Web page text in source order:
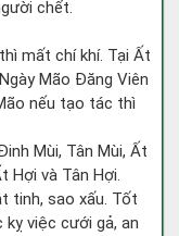
chết.
mất chí khí. Tại Ất
Mão Đăng Viên
nếu tạo tác thì
Mùi, Tân Mùi, Ất
Hợi và Tân Hợi.
tinh, sao xấu. Tốt
việc cưới gả, an